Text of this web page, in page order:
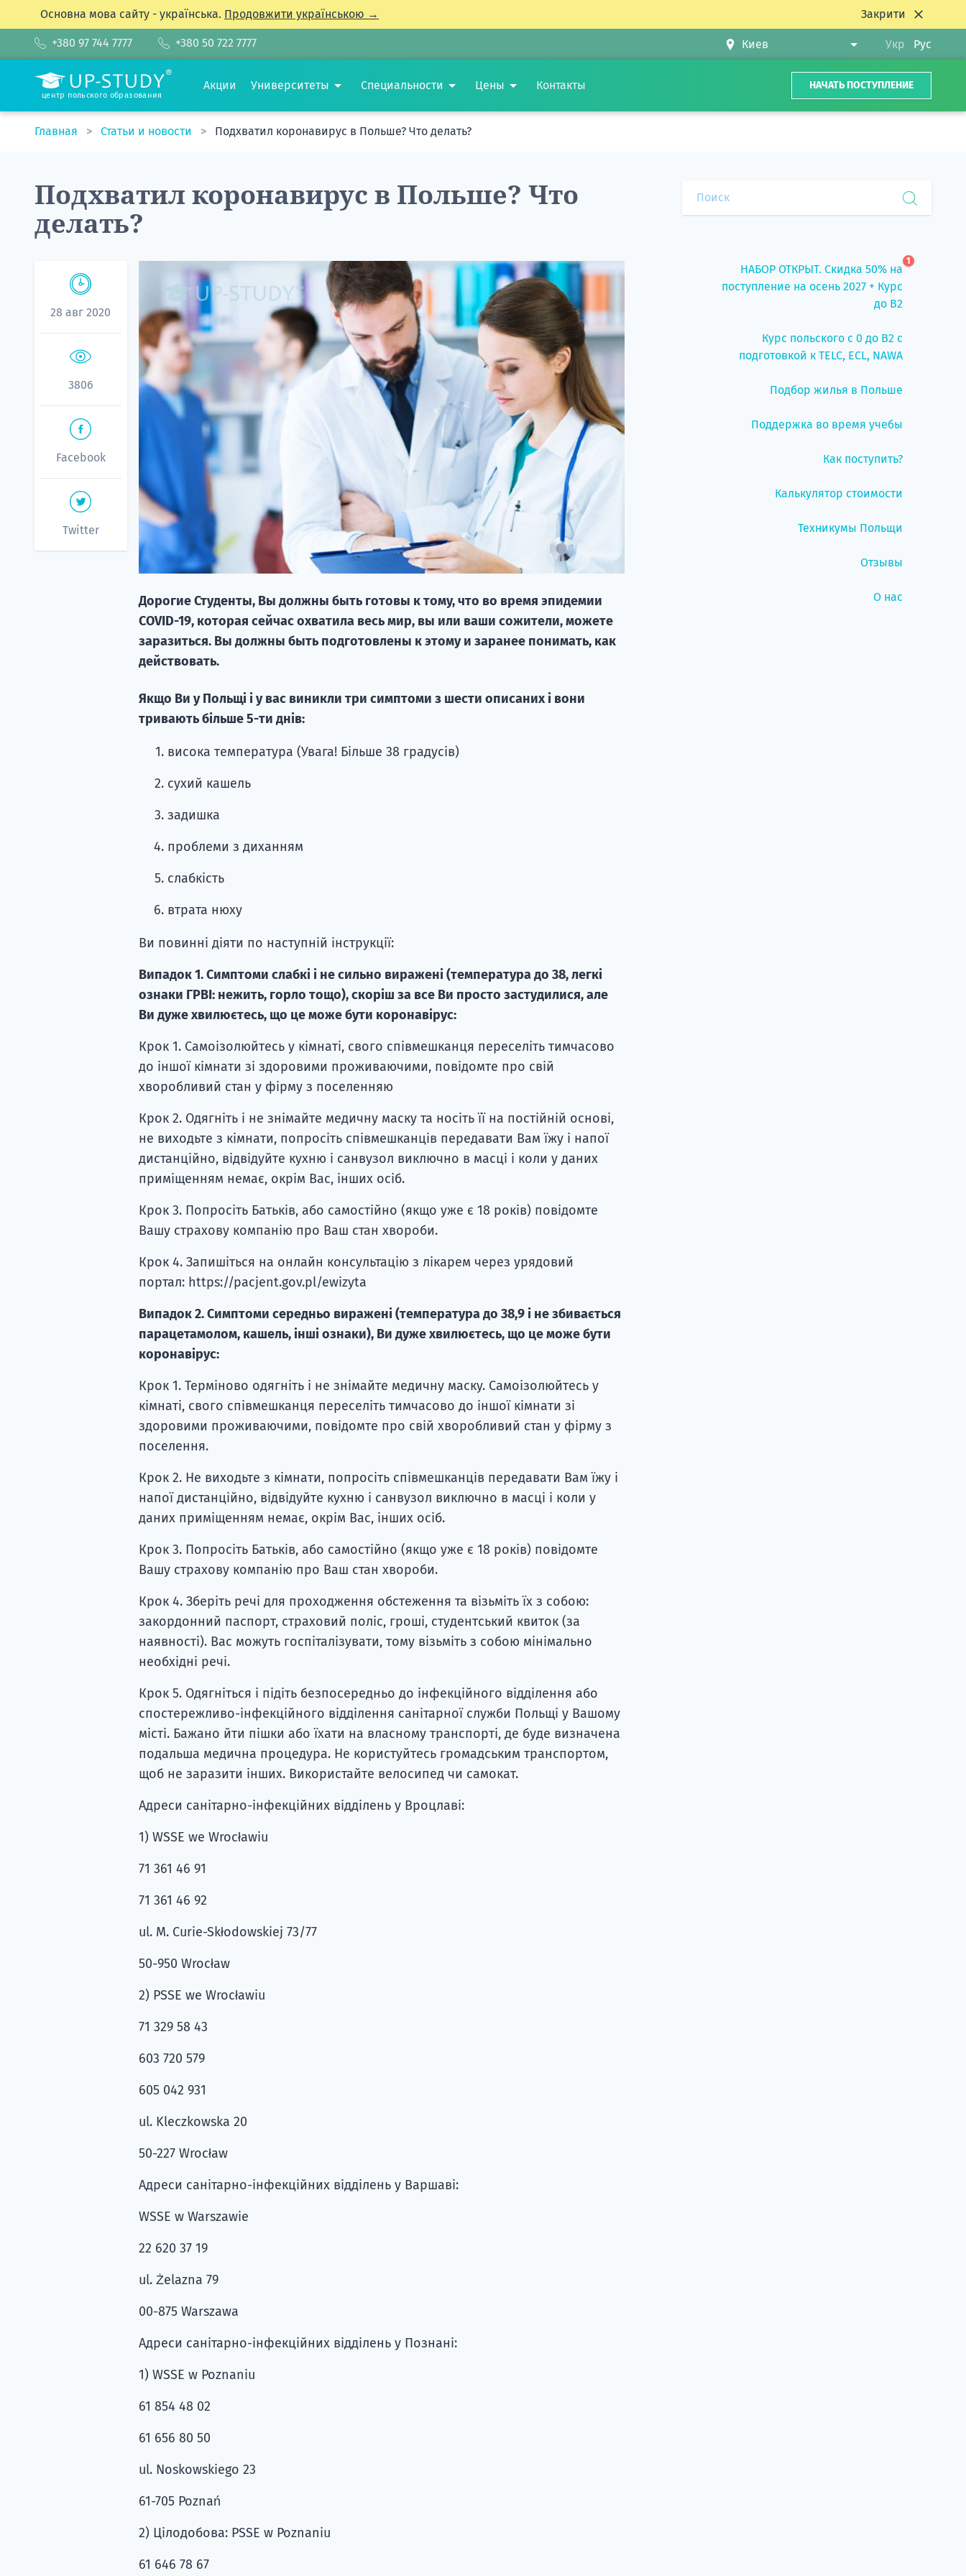
Основна мова сайту - українська. Продовжити українською → Закрити
+380 97 744 7777 +380 50 722 7777 Укр Рус
центр польского образования
Акции Университеты Специальности Цены Контакты НАЧАТЬ ПОСТУПЛЕНИЕ
Главная Статьи и новости Подхватил коронавирус в Польше? Что делать?
Подхватил коронавирус в Польше? Что
делать?
28 авг 2020
3806
Facebook
Twitter
Дорогие Студенты, Вы должны быть готовы к тому, что во время эпидемии
COVID-19, которая сейчас охватила весь мир, вы или ваши сожители, можете
заразиться. Вы должны быть подготовлены к этому и заранее понимать, как
действовать.
Якщо Ви у Польщі і у вас виникли три симптоми з шести описаних і вони
тривають більше 5-ти днів:
висока температура (Увага! Більше 38 градусів)
сухий кашель
задишка
проблеми з диханням
слабкість
втрата нюху
Ви повинні діяти по наступній інструкції:
Випадок 1. Симптоми слабкі і не сильно виражені (температура до 38, легкі
ознаки ГРВІ: нежить, горло тощо), скоріш за все Ви просто застудилися, але
Ви дуже хвилюєтесь, що це може бути коронавірус:
Крок 1. Самоізолюйтесь у кімнаті, свого співмешканця переселіть тимчасово
до іншої кімнати зі здоровими проживаючими, повідомте про свій
хворобливий стан у фірму з поселенняю
Крок 2. Одягніть і не знімайте медичну маску та носіть її на постійній основі,
не виходьте з кімнати, попросіть співмешканців передавати Вам їжу і напої
дистанційно, відвідуйте кухню і санвузол виключно в масці і коли у даних
приміщенням немає, окрім Вас, інших осіб.
Крок 3. Попросіть Батьків, або самостійно (якщо уже є 18 років) повідомте
Вашу страхову компанію про Ваш стан хвороби.
Крок 4. Запишіться на онлайн консультацію з лікарем через урядовий
портал: https://pacjent.gov.pl/ewizyta
Випадок 2. Симптоми середньо виражені (температура до 38,9 і не збивається
парацетамолом, кашель, інші ознаки), Ви дуже хвилюєтесь, що це може бути
коронавірус:
Крок 1. Терміново одягніть і не знімайте медичну маску. Самоізолюйтесь у
кімнаті, свого співмешканця переселіть тимчасово до іншої кімнати зі
здоровими проживаючими, повідомте про свій хворобливий стан у фірму з
поселення.
Крок 2. Не виходьте з кімнати, попросіть співмешканців передавати Вам їжу і
напої дистанційно, відвідуйте кухню і санвузол виключно в масці і коли у
даних приміщенням немає, окрім Вас, інших осіб.
Крок 3. Попросіть Батьків, або самостійно (якщо уже є 18 років) повідомте
Вашу страхову компанію про Ваш стан хвороби.
Крок 4. Зберіть речі для проходження обстеження та візьміть їх з собою:
закордонний паспорт, страховий поліс, гроші, студентський квиток (за
наявності). Вас можуть госпіталізувати, тому візьміть з собою мінімально
необхідні речі.
Крок 5. Одягніться і підіть безпосередньо до інфекційного відділення або
спостережливо-інфекційного відділення санітарної служби Польщі у Вашому
місті. Бажано йти пішки або їхати на власному транспорті, де буде визначена
подальша медична процедура. Не користуйтесь громадським транспортом,
щоб не заразити інших. Використайте велосипед чи самокат.
Адреси санітарно-інфекційних відділень у Вроцлаві:
1) WSSE we Wrocławiu
71 361 46 91
71 361 46 92
ul. M. Curie-Skłodowskiej 73/77
50-950 Wrocław
2) PSSE we Wrocławiu
71 329 58 43
603 720 579
605 042 931
ul. Kleczkowska 20
50-227 Wrocław
Адреси санітарно-інфекційних відділень у Варшаві:
WSSE w Warszawie
22 620 37 19
ul. Żelazna 79
00-875 Warszawa
Адреси санітарно-інфекційних відділень у Познані:
1) WSSE w Poznaniu
61 854 48 02
61 656 80 50
ul. Noskowskiego 23
61-705 Poznań
2) Цілодобова: PSSE w Poznaniu
61 646 78 67
НАБОР ОТКРЫТ. Скидка 50% на
поступление на осень 2027 + Курс
до B2
1
Курс польского с 0 до B2 с
подготовкой к TELC, ECL, NAWA
Подбор жилья в Польше
Поддержка во время учебы
Как поступить?
Калькулятор стоимости
Техникумы Польщи
Отзывы
О нас